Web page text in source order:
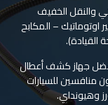
والنقل الخفيف
– المكابح
القيادة).
جهاز كشف أعطال
منافسين للسيارات
وهيونداي.